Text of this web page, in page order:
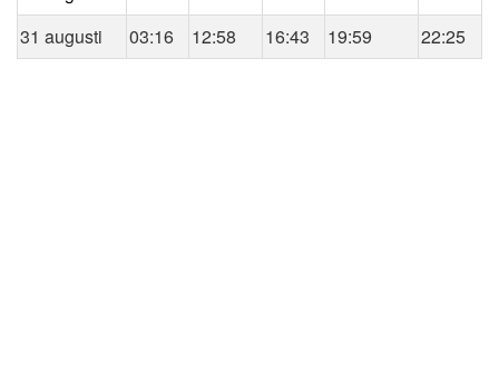
31 augusti
03:16 12:58 16:43 19:59 22:25